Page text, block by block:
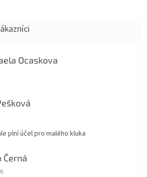
Ocaskova
obchodu je 5 z 5 hvězdiček.
obchodu je 5 z 5 hvězdiček.
plní účel pro malého kluka
Černá
obchodu je 5 z 5 hvězdiček.